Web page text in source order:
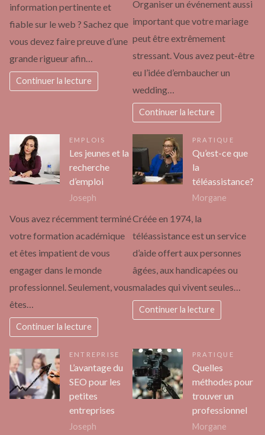
information pertinente et
fiable sur le web ? Sachez que
vous devez faire preuve d’une
grande rigueur afin…
Continuer la lecture
Organiser un événement aussi
important que votre mariage
peut être extrêmement
stressant. Vous avez peut-être
eu l’idée d’embaucher un
wedding…
Continuer la lecture
EMPLOIS
Les jeunes et la
recherche
d’emploi
Joseph
Vous avez récemment terminé
votre formation académique
et êtes impatient de vous
engager dans le monde
professionnel. Seulement, vous
êtes…
Continuer la lecture
PRATIQUE
Qu’est-ce que
la
téléassistance?
Morgane
Créée en 1974, la
téléassistance est un service
d’aide offert aux personnes
âgées, aux handicapées ou
malades qui vivent seules…
Continuer la lecture
ENTREPRISE
L’avantage du
SEO pour les
petites
entreprises
Joseph
PRATIQUE
Quelles
méthodes pour
trouver un
professionnel
Morgane